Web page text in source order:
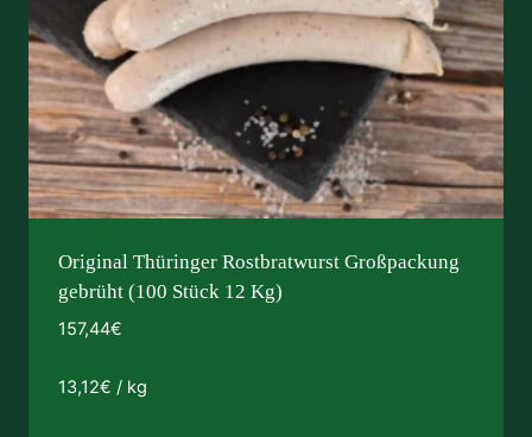
Original Thüringer Rostbratwurst Großpackung
gebrüht (100 Stück 12 Kg)
157,44€
13,12€ / kg